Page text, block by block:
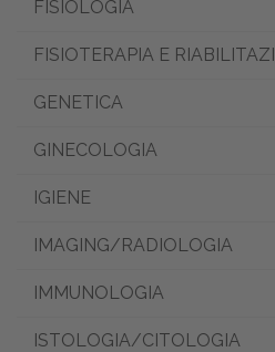
FISIOLOGIA
FISIOTERAPIA E
GENETICA
GINECOLOGIA
IGIENE
IMAGING/RADIOLOGIA
IMMUNOLOGIA
ISTOLOGIA/CITOLOGIA